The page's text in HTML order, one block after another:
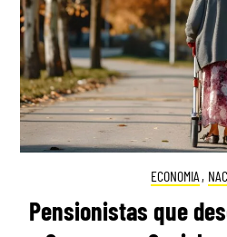
ECONOMIA ,
Pensionistas que